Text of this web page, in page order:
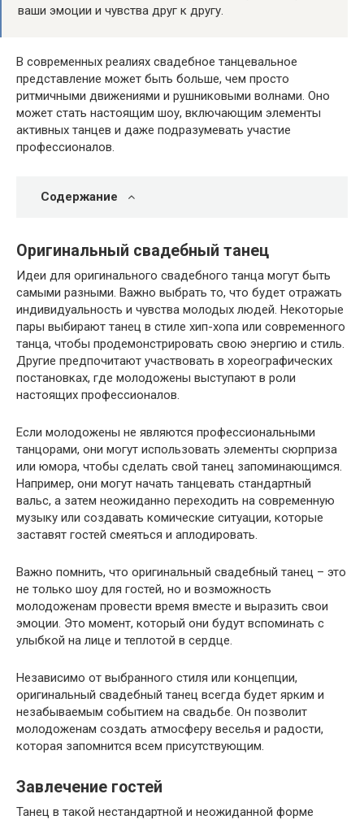
ваши эмоции и чувства друг к другу.
В современных реалиях свадебное танцевальное
представление может быть больше, чем просто
ритмичными движениями и рушниковыми волнами. Оно
может стать настоящим шоу, включающим элементы
активных танцев и даже подразумевать участие
профессионалов.
Содержание
Оригинальный свадебный танец
Идеи для оригинального свадебного танца могут быть
самыми разными. Важно выбрать то, что будет отражать
индивидуальность и чувства молодых людей. Некоторые
пары выбирают танец в стиле хип-хопа или современного
танца, чтобы продемонстрировать свою энергию и стиль.
Другие предпочитают участвовать в хореографических
постановках, где молодожены выступают в роли
настоящих профессионалов.
Если молодожены не являются профессиональными
танцорами, они могут использовать элементы сюрприза
или юмора, чтобы сделать свой танец запоминающимся.
Например, они могут начать танцевать стандартный
вальс, а затем неожиданно переходить на современную
музыку или создавать комические ситуации, которые
заставят гостей смеяться и аплодировать.
Важно помнить, что оригинальный свадебный танец – это
не только шоу для гостей, но и возможность
молодоженам провести время вместе и выразить свои
эмоции. Это момент, который они будут вспоминать с
улыбкой на лице и теплотой в сердце.
Независимо от выбранного стиля или концепции,
оригинальный свадебный танец всегда будет ярким и
незабываемым событием на свадьбе. Он позволит
молодоженам создать атмосферу веселья и радости,
которая запомнится всем присутствующим.
Завлечение гостей
Танец в такой нестандартной и неожиданной форме